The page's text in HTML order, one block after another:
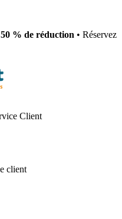
50 % de réduction • Réservez
Client
client